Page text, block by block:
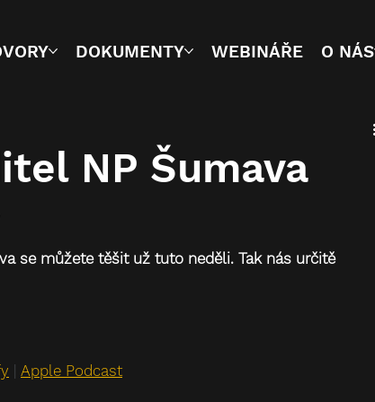
DOKUMENTY WEBINÁŘE O NÁS
NP Šumava
se můžete těšit už tuto neděli. Tak nás určitě
Apple Podcast